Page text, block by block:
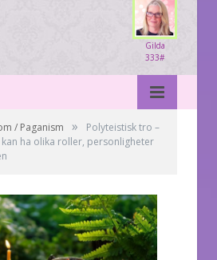
Gilda
333#
/ Paganism »
Polyteistisk tro –
ha olika roller, personligheter